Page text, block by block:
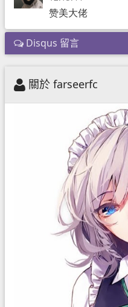
赞美大佬
Disqus 留言
關於 farseerfc